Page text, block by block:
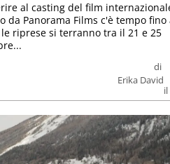
di
Erika David
al casting del film
da Panorama Films c'è tempo fino
le riprese si terranno tra il 21 e 25